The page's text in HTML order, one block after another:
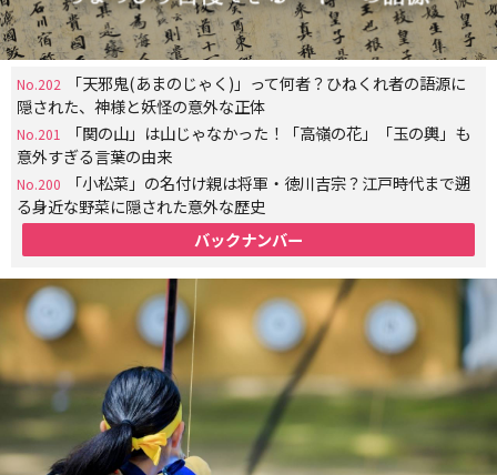
No.202
「天邪鬼(あまのじゃく)」って何者？ひねくれ者の語源に
隠された、神様と妖怪の意外な正体
No.201
「関の山」は山じゃなかった！「高嶺の花」「玉の輿」も
意外すぎる言葉の由来
No.200
「小松菜」の名付け親は将軍・徳川吉宗？江戸時代まで遡
る身近な野菜に隠された意外な歴史
バックナンバー